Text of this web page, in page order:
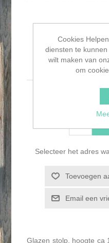
Selecteer het adres
Toevoegen
Email een
Glazen stolp, hoogte
Cookies
diensten te
wilt maken van
om